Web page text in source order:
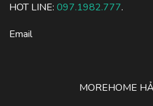
HOT LINE: 097.1982.777.
Email
MOREHOME